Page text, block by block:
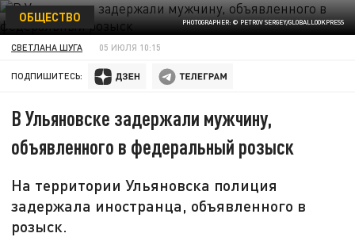
PHOTOGRAPHER: © PETROV SERGEY/GLOBALLOOKPRESS
ОБЩЕСТВО
СВЕТЛАНА ШУГА 05 ИЮЛЯ 10:15
ПОДПИШИТЕСЬ:
В Ульяновске задержали мужчину,
объявленного в федеральный розыск
На территории Ульяновска полиция
задержала иностранца, объявленного в
розыск.